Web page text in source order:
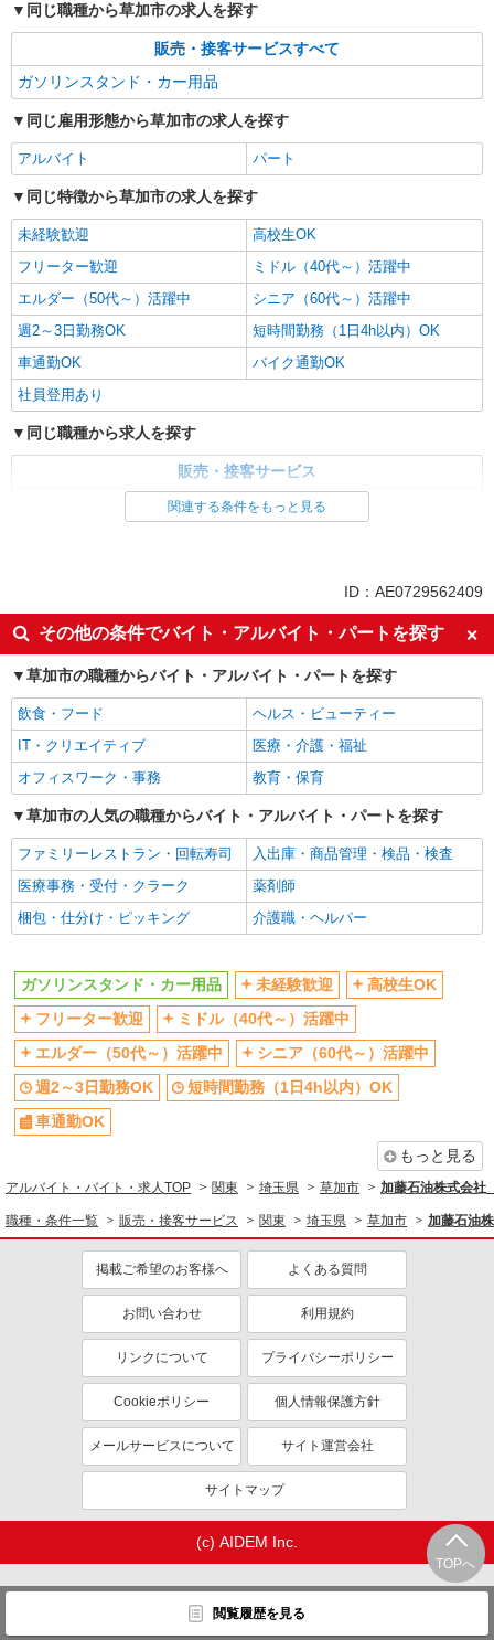
同じ職種から草加市の求人を探す
販売・接客サービスすべて
ガソリンスタンド・カー用品
同じ雇用形態から草加市の求人を探す
アルバイト パート
同じ特徴から草加市の求人を探す
未経験歓迎
高校生OK
フリーター歓迎
ミドル（40代～）活躍中
エルダー（50代～）活躍中
シニア（60代～）活躍中
週2～3日勤務OK
短時間勤務（1日4h以内）OK
車通勤OK
バイク通勤OK
社員登用あり
同じ職種から求人を探す
販売・接客サービス
ガソリンスタンド・カー用品
ミドル（40代～）活躍中
週2～3日勤務OK
短時間勤務（1日4h以内）OK
車通勤OK
社員登用あり
関連する条件をもっと見る
ID：AE0729562409
その他の条件でバイト・アルバイト・パートを探す
草加市の職種からバイト・アルバイト・パートを探す
飲食・フード
ヘルス・ビューティー
IT・クリエイティブ
医療・介護・福祉
オフィスワーク・事務
教育・保育
草加市の人気の職種からバイト・アルバイト・パートを探す
ファミリーレストラン・回転寿司
入出庫・商品管理・検品・検査
医療事務・受付・クラーク
薬剤師
梱包・仕分け・ピッキング
介護職・ヘルパー
TOPへ
閲覧履歴を見る
ガソリンスタンド・カー用品 未経験歓迎
高校生OK
フリーター歓迎
ミドル（40代～）活躍中
エルダー（50代～）活躍中
シニア（60代～）活躍中
週2～3日勤務OK
短時間勤務（1日4h以内）OK
車通勤OK
もっと見る
アルバイト・バイト・求人TOP 関東 埼玉県 草加市 加藤石油株式会
職種・条件一覧 販売・接客サービス 関東 埼玉県 草加市 加藤石油
掲載ご希望のお客様へ よくある質問
お問い合わせ 利用規約
リンクについて プライバシーポリシー
Cookieポリシー 個人情報保護方針
メールサービスについて サイト運営会社
サイトマップ
(c) AIDEM Inc.